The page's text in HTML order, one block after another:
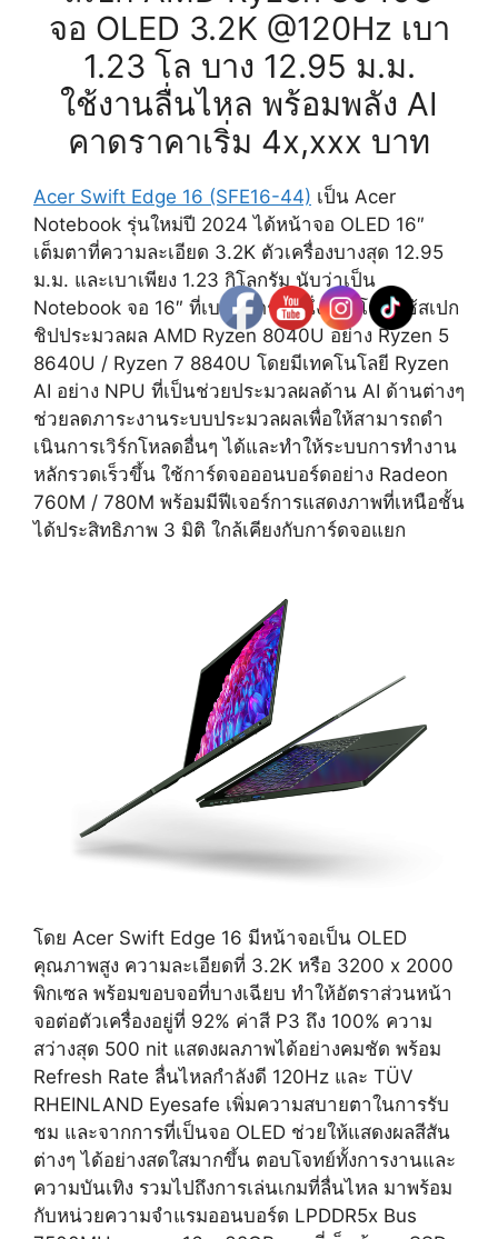
จอ OLED 3.2K @120Hz เบา
1.23 โล บาง 12.95 ม.ม.
ใช้งานลื่นไหล พร้อมพลัง AI
คาดราคาเริ่ม 4x,xxx บาท
Acer Swift Edge 16 (SFE16-44) เป็น Acer
Notebook รุ่นใหม่ปี 2024 ได้หน้าจอ OLED 16″
เต็มตาที่ความละเอียด 3.2K ตัวเครื่องบางสุด 12.95
ม.ม. และเบาเพียง 1.23 กิโลกรัม นับว่าเป็น
Notebook จอ 16″ ที่เบาที่สุดรุ่นหนึ่งของโลก ใช้สเปก
ชิปประมวลผล AMD Ryzen 8040U อย่าง Ryzen 5
8640U / Ryzen 7 8840U โดยมีเทคโนโลยี Ryzen
AI อย่าง NPU ที่เป็นช่วยประมวลผลด้าน AI ด้านต่างๆ
ช่วยลดภาระงานระบบประมวลผลเพื่อให้สามารถดำ
เนินการเวิร์กโหลดอื่นๆ ได้และทำให้ระบบการทำงาน
หลักรวดเร็วขึ้น ใช้การ์ดจอออนบอร์ดอย่าง Radeon
760M / 780M พร้อมมีฟีเจอร์การแสดงภาพที่เหนือชั้น
ได้ประสิทธิภาพ 3 มิติ ใกล้เคียงกับการ์ดจอแยก
โดย Acer Swift Edge 16 มีหน้าจอเป็น OLED
คุณภาพสูง ความละเอียดที่ 3.2K หรือ 3200 x 2000
พิกเซล พร้อมขอบจอที่บางเฉียบ ทำให้อัตราส่วนหน้า
จอต่อตัวเครื่องอยู่ที่ 92% ค่าสี P3 ถึง 100% ความ
สว่างสุด 500 nit แสดงผลภาพได้อย่างคมชัด พร้อม
Refresh Rate ลื่นไหลกำลังดี 120Hz และ TÜV
RHEINLAND Eyesafe เพิ่มความสบายตาในการรับ
ชม และจากการที่เป็นจอ OLED ช่วยให้แสดงผลสีสัน
ต่างๆ ได้อย่างสดใสมากขึ้น ตอบโจทย์ทั้งการงานและ
ความบันเทิง รวมไปถึงการเล่นเกมที่ลื่นไหล มาพร้อม
กับหน่วยความจำแรมออนบอร์ด LPDDR5x Bus